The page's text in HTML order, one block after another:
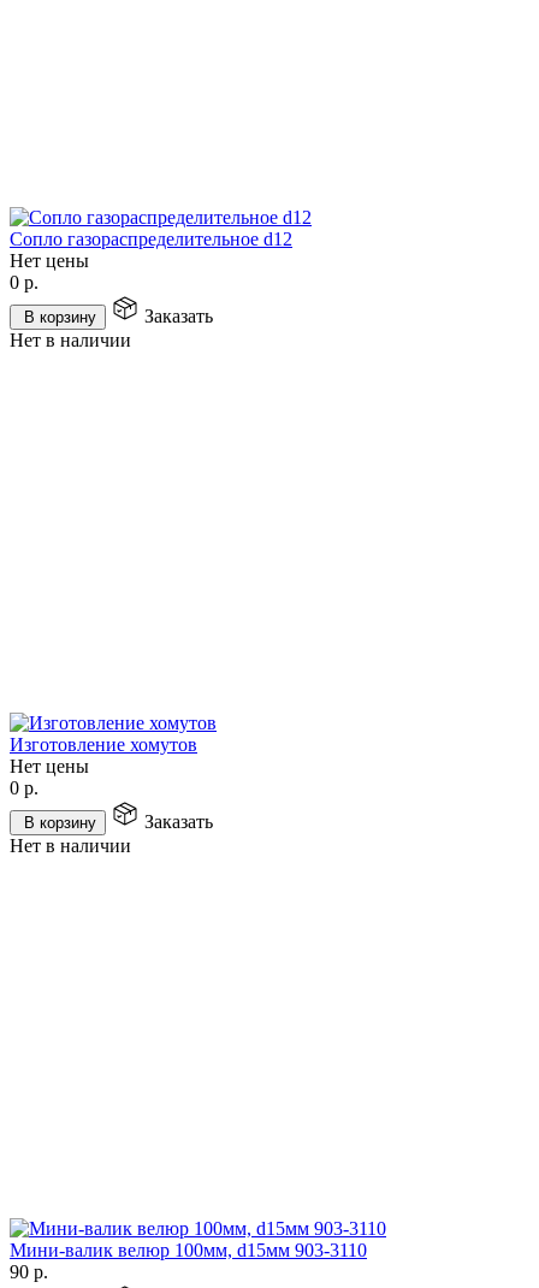
Сопло газораспределительное d12
Нет цены
0 р.
В корзину
Заказать
Нет в наличии
Изготовление хомутов
Нет цены
0 р.
В корзину
Заказать
Нет в наличии
Мини-валик велюр 100мм, d15мм 903-3110
90 р.